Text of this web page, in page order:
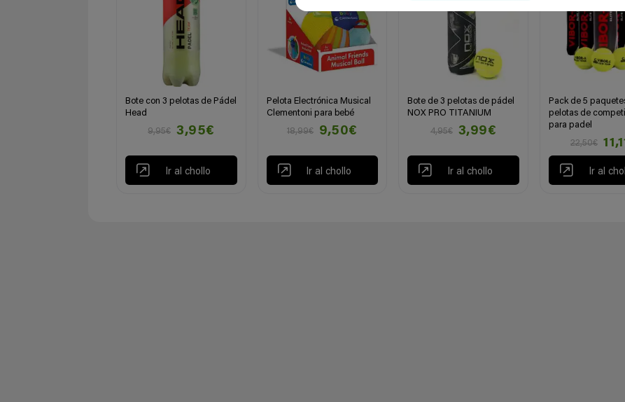
Bote con 3 pelotas de Pádel
Head
9,95€
3,95€
Ir al chollo
Pelota Electrónica Musical
Clementoni para bebé
18,99€
9,50€
Ir al chollo
Bote de 3 pelotas de pádel
NOX PRO TITANIUM
4,95€
3,99€
Ir al chollo
Pack de 5
pelotas de
para padel
22,50€
Ir al